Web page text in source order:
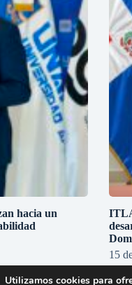
hacia un
15
Utilizamos cookies para